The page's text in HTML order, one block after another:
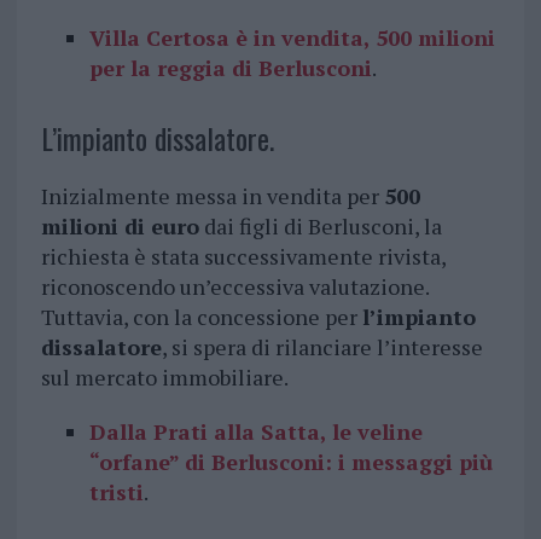
Villa Certosa è in vendita, 500 milioni
per la reggia di Berlusconi.
L’impianto dissalatore.
Inizialmente messa in vendita per 500
milioni di eurodai figli di Berlusconi, la
richiesta è stata successivamente rivista,
riconoscendo un’eccessiva valutazione.
Tuttavia, con la concessione per l’impianto
dissalatore, si spera di rilanciare l’interesse
sul mercato immobiliare.
Dalla Prati alla Satta, le veline
“orfane” di Berlusconi: i messaggi più
tristi.